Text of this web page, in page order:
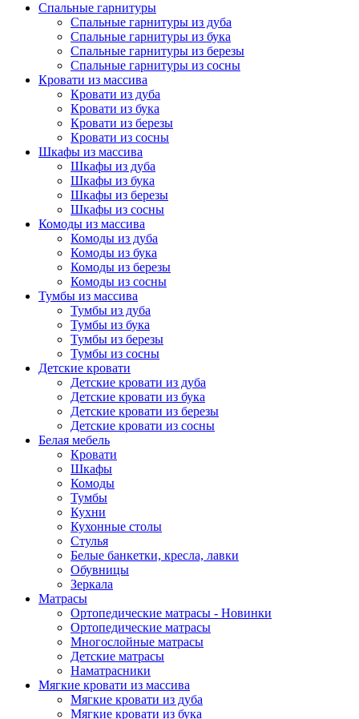
Спальные гарнитуры
Спальные гарнитуры из дуба
Спальные гарнитуры из бука
Спальные гарнитуры из березы
Спальные гарнитуры из сосны
Кровати из массива
Кровати из дуба
Кровати из бука
Кровати из березы
Кровати из сосны
Шкафы из массива
Шкафы из дуба
Шкафы из бука
Шкафы из березы
Шкафы из сосны
Комоды из массива
Комоды из дуба
Комоды из бука
Комоды из березы
Комоды из сосны
Тумбы из массива
Тумбы из дуба
Тумбы из бука
Тумбы из березы
Тумбы из сосны
Детские кровати
Детские кровати из дуба
Детские кровати из бука
Детские кровати из березы
Детские кровати из сосны
Белая мебель
Кровати
Шкафы
Комоды
Тумбы
Кухни
Кухонные столы
Стулья
Белые банкетки, кресла, лавки
Обувницы
Зеркала
Матрасы
Ортопедические матрасы - Новинки
Ортопедические матрасы
Многослойные матрасы
Детские матрасы
Наматрасники
Мягкие кровати из массива
Мягкие кровати из дуба
Мягкие кровати из бука